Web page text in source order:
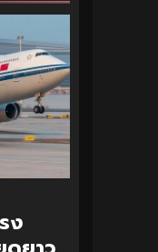
ง